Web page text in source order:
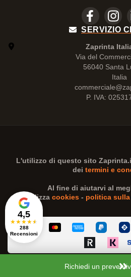
Richiedi un
4,5
★★★★★
288
Recensioni
SERVIZIO
Zaprinta
Via del
56040 Santa
Italia
P. IVA:
L'utilizzo di questo sito
dei termini e
Al fine di aiutarvi al
utilizza cookies- politica